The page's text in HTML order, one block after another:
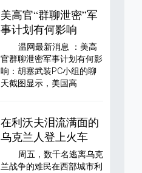
美高官“群聊泄密”军
事计划有何影响
温网最新消息 ：美高
官群聊泄密军事计划有何影
响：胡塞武装PC小组的聊
天截图显示，美国高
在利沃夫泪流满面的
乌克兰人登上火车
周五，数千名逃离乌克
兰战争的难民在西部城市利